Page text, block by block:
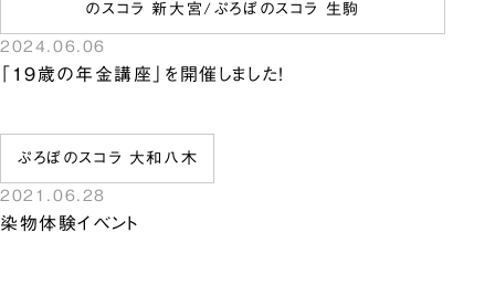
のスコラ 新大宮 / ぷろぼのスコラ 生駒
2024.06.06
「19歳の年金講座」を開催しました！
ぷろぼのスコラ 大和八木
2021.06.28
染物体験イベント